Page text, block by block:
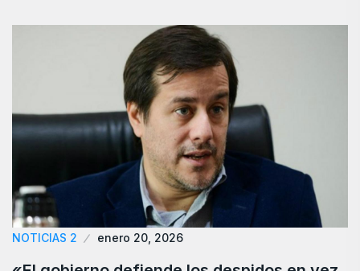
NOTICIAS 2 enero 20, 2026